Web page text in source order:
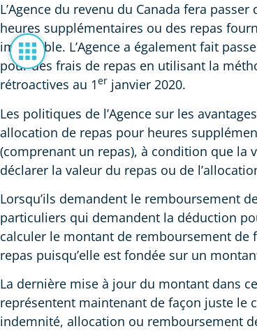
L’Agence du revenu du Canada fera
heures supplémentaires ou des repas
imposable. L’Agence a également fait
pour des frais de repas en utilisant la
rétroactives au 1er janvier 2020.
Les politiques de l’Agence sur les
allocation de repas pour heures
(comprenant un repas), à condition que la
déclarer la valeur du repas ou de
Lorsqu’ils demandent le remboursement
particuliers qui demandent la déduction
calculer le montant de remboursement de
repas puisqu’elle est fondée sur un
La dernière mise à jour du montant dans
représentent maintenant de façon juste le
indemnité, allocation ou remboursement